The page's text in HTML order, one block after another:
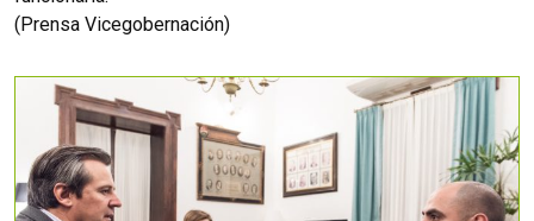
(Prensa Vicegobernación)